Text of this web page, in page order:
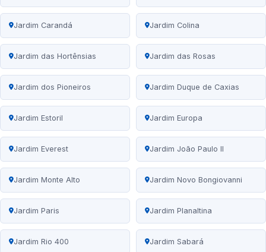
Jardim Carandá Jardim Colina
Jardim das Hortênsias Jardim das Rosas
Jardim dos Pioneiros Jardim Duque de Caxias
Jardim Estoril Jardim Europa
Jardim Everest Jardim João Paulo II
Jardim Monte Alto Jardim Novo Bongiovanni
Jardim Paris Jardim Planaltina
Jardim Rio 400 Jardim Sabará